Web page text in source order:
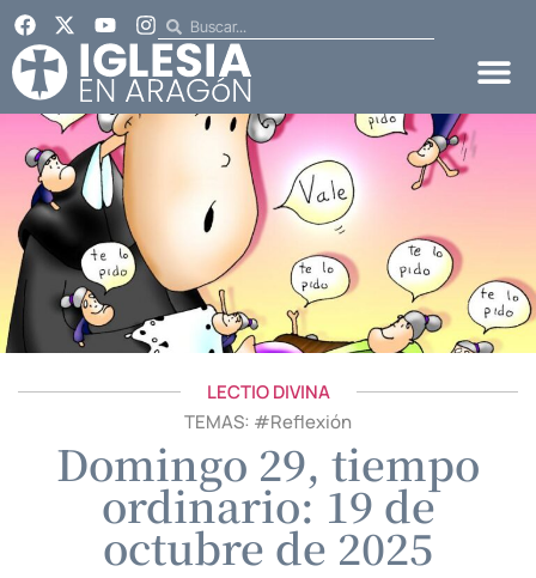
LECTIO DIVINA
TEMAS: #Reflexión
Domingo 29, tiempo
ordinario: 19 de
octubre de 2025